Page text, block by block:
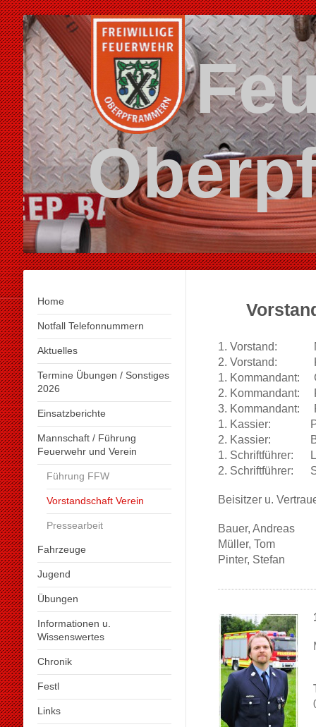
Home
Notfall Telefonnummern
Aktuelles
Termine Übungen / Sonstiges
2026
Einsatzberichte
Mannschaft / Führung
Feuerwehr und Verein
Führung FFW
Vorstandschaft Verein
Pressearbeit
Fahrzeuge
Jugend
Übungen
Informationen u.
Wissenswertes
Chronik
Festl
Links
1. Vorstand:
2. Vorstand:
1. Kommandant:
2. Kommandant:
3. Kommandant:
1. Kassier:
2. Kassier:
1. Schriftführer:
2. Schriftführer:
Beisitzer u.
Bauer, Andreas
Müller, Tom
Pinter, Stefan